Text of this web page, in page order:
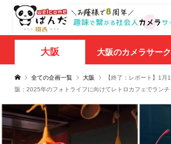
大阪 大阪のカメラサー
全ての企画一覧 大阪
【終了：レポート】1
阪：2025年のフォトライフに向けてレトロカフェでラン